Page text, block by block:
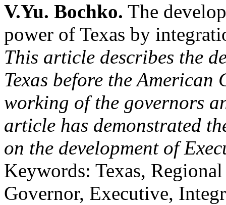
V.Yu. Bochko. The
power of Texas by
This article describes the
Texas before the
working of the governors
article has demonstrated
on the development of
Keywords: Texas,
Governor, Executive,